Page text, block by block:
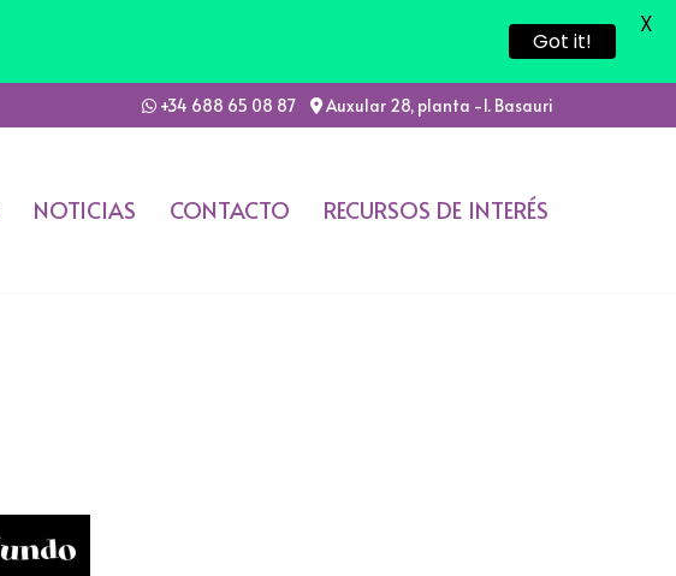
+34 688 65 08 87 Auxular 28, planta -1. Basauri
NOTICIAS CONTACTO RECURSOS DE INTERÉS
Got it!
X